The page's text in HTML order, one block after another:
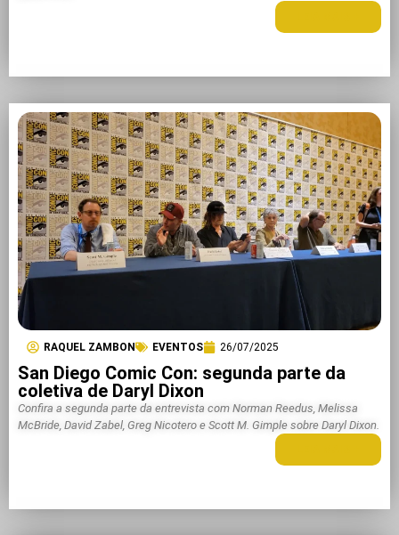
RAQUEL ZAMBON EVENTOS 26/07/2025
San Diego Comic Con: segunda parte da
coletiva de Daryl Dixon
Confira a segunda parte da entrevista com Norman Reedus, Melissa
McBride, David Zabel, Greg Nicotero e Scott M. Gimple sobre Daryl Dixon.